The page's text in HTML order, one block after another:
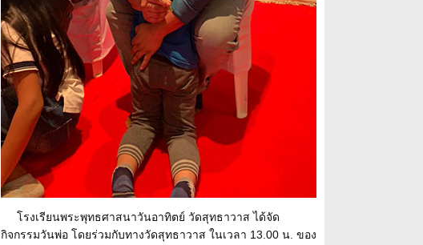
โรงเรียนพระพุทธศาสนาวันอาทิตย์ วัดสุทธาวาส ได้จัด
กิจกรรมวันพ่อ โดยร่วมกับทางวัดสุทธาวาส ในเวลา 13.00 น. ของ